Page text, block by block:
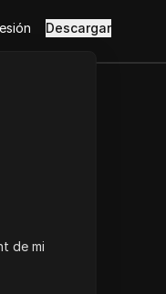
de mi
Descargar